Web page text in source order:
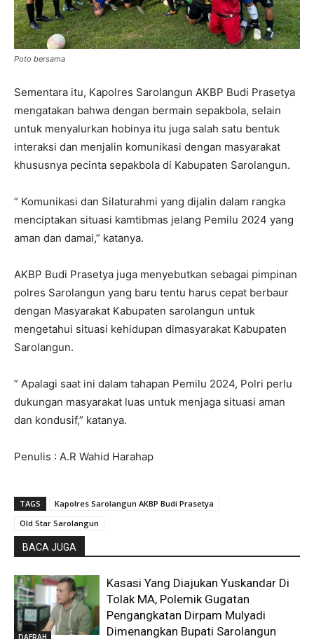
Poto bersama
Sementara itu, Kapolres Sarolangun AKBP Budi Prasetya
mengatakan bahwa dengan bermain sepakbola, selain
untuk menyalurkan hobinya itu juga salah satu bentuk
interaksi dan menjalin komunikasi dengan masyarakat
khususnya pecinta sepakbola di Kabupaten Sarolangun.
” Komunikasi dan Silaturahmi yang dijalin dalam rangka
menciptakan situasi kamtibmas jelang Pemilu 2024 yang
aman dan damai,” katanya.
AKBP Budi Prasetya juga menyebutkan sebagai pimpinan
polres Sarolangun yang baru tentu harus cepat berbaur
dengan Masyarakat Kabupaten sarolangun untuk
mengetahui situasi kehidupan dimasyarakat Kabupaten
Sarolangun.
” Apalagi saat ini dalam tahapan Pemilu 2024, Polri perlu
dukungan masyarakat luas untuk menjaga situasi aman
dan kondusif,” katanya.
Penulis : A.R Wahid Harahap
TAGS
Kapolres Sarolangun AKBP Budi Prasetya
Old Star Sarolangun
BACA JUGA
DAERAH
Kasasi Yang Diajukan Yuskandar Di
Tolak MA, Polemik Gugatan
Pengangkatan Dirpam Mulyadi
Dimenangkan Bupati Sarolangun